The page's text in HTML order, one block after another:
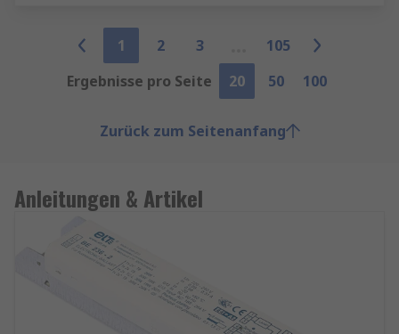
1 2 3
105
Ergebnisse pro Seite
20 50 100
Zurück zum Seitenanfang
Anleitungen & Artikel